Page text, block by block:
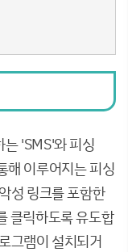
'SMS'와 피싱
해 이루어지는 피싱
성 링크를 포함한
클릭하도록 유도합
그램이 설치되거